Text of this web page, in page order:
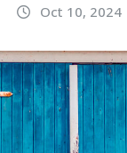
Oct 10, 2024